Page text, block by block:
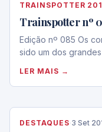
TRAINSPOTTER
Trainspotter nº
Edição nº 085 Os
sido um dos
LER MAIS →
DESTAQUES·3 Set